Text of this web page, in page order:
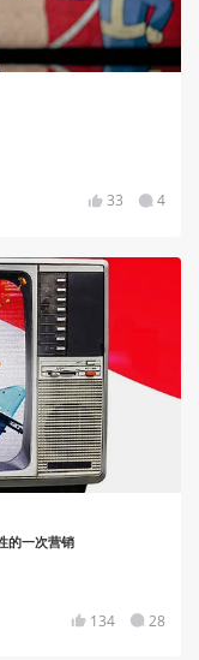
33 4
的一次营销
134 28